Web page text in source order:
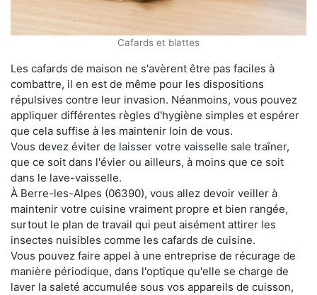
Cafards et blattes
Les cafards de maison ne s'avèrent être pas faciles à
combattre, il en est de même pour les dispositions
répulsives contre leur invasion. Néanmoins, vous pouvez
appliquer différentes règles d'hygiène simples et espérer
que cela suffise à les maintenir loin de vous.
Vous devez éviter de laisser votre vaisselle sale traîner,
que ce soit dans l'évier ou ailleurs, à moins que ce soit
dans le lave-vaisselle.
À Berre-les-Alpes (06390), vous allez devoir veiller à
maintenir votre cuisine vraiment propre et bien rangée,
surtout le plan de travail qui peut aisément attirer les
insectes nuisibles comme les cafards de cuisine.
Vous pouvez faire appel à une entreprise de récurage de
manière périodique, dans l'optique qu'elle se charge de
laver la saleté accumulée sous vos appareils de cuisson,